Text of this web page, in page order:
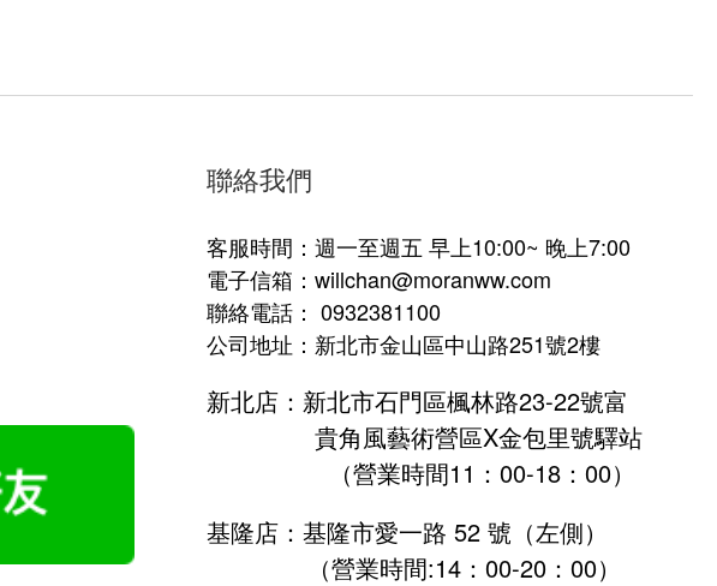
聯絡我們
客服時間：週一至週五 早上10:00~ 晚上7:00
電子信箱：willchan@moranww.com
聯絡電話： 0932381100
公司地址：新北市金山區中山路251號2樓
新北店：新北市石門區楓林路23-22號富
貴角風藝術營區X金包里號驛站
（營業時間11：00-18：00）
基隆店：基隆市愛一路 52 號（左側）
（營業時間:14：00-20：00）